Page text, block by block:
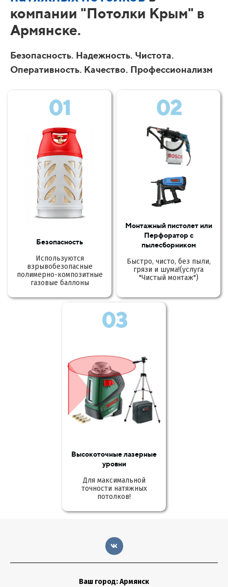
компании "Потолки Крым" в
Армянске.
Безопасность. Надежность. Чистота.
Оперативность. Качество. Профессионализм
01
Безопасность
Используются
взрывобезопасные
полимерно-композитные
газовые баллоны
02
Монтажный пистолет или
Перфоратор с
пылесборником
Быстро, чисто, без пыли,
грязи и шума!(услуга
"Чистый монтаж")
03
Высокоточные лазерные
уровни
Для максимальной
точности натяжных
потолков!
Ваш город: Армянск